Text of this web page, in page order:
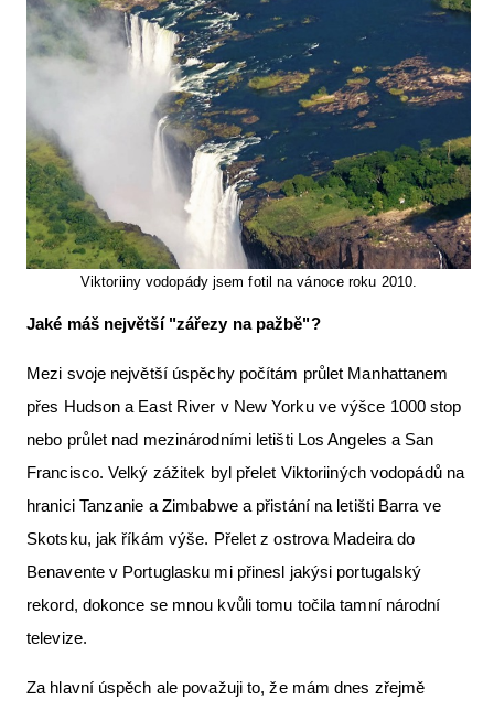
Viktoriiny vodopády jsem fotil na vánoce roku 2010.
Jaké máš největší "zářezy na pažbě"?
Mezi svoje největší úspěchy počítám průlet Manhattanem
přes Hudson a East River v New Yorku ve výšce 1000 stop
nebo průlet nad mezinárodními letišti Los Angeles a San
Francisco. Velký zážitek byl přelet Viktoriiných vodopádů na
hranici Tanzanie a Zimbabwe a přistání na letišti Barra ve
Skotsku, jak říkám výše. Přelet z ostrova Madeira do
Benavente v Portuglasku mi přinesl jakýsi portugalský
rekord, dokonce se mnou kvůli tomu točila tamní národní
televize.
Za hlavní úspěch ale považuji to, že mám dnes zřejmě